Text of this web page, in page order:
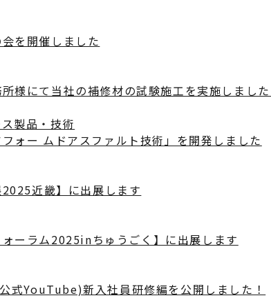
を開催しました
様にて当社の補修材の試験施工を実施しました
製品・技術
ォー ムドアスファルト技術」を開発しました
2025近畿】に出展します
ォーラム2025inちゅうごく】に出展します
式YouTube)新入社員研修編を公開しました！